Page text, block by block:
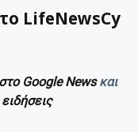
LifeNewsCy
Google Newsκαι